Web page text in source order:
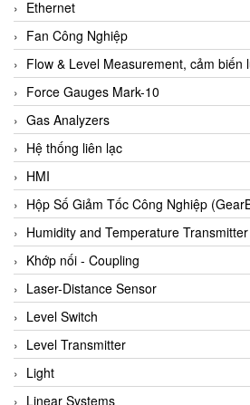
Ethernet
Fan Công Nghiệp
Flow & Level Measurement, cảm biến
Force Gauges Mark-10
Gas Analyzers
Hệ thống liên lạc
HMI
Hộp Số Giảm Tốc Công Nghiệp
Humidity and Temperature Transmitter
Khớp nối - Coupling
Laser-Distance Sensor
Level Switch
Level Transmitter
Light
Linear Systems